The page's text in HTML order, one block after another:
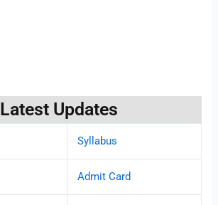
Latest Updates
Syllabus
Admit Card